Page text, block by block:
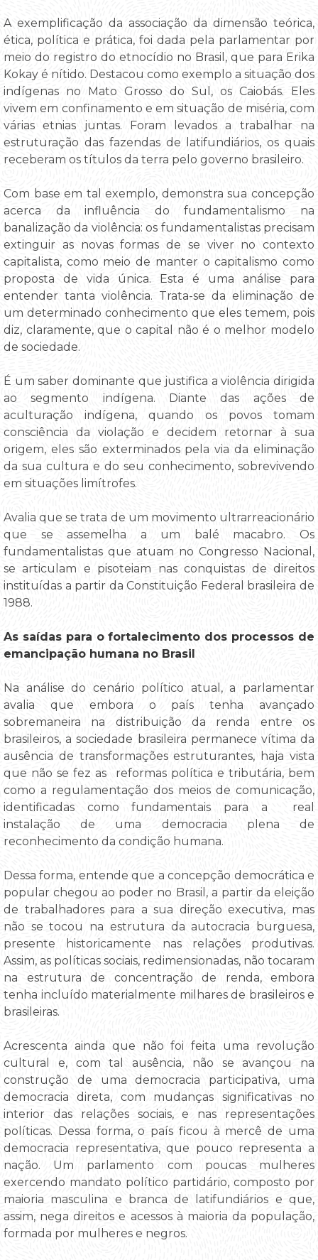
A exemplificação da associação da dimensão teórica,
ética, política e prática, foi dada pela parlamentar por
meio do registro do etnocídio no Brasil, que para Erika
Kokay é nítido. Destacou como exemplo a situação dos
indígenas no Mato Grosso do Sul, os Caiobás. Eles
vivem em confinamento e em situação de miséria, com
várias etnias juntas. Foram levados a trabalhar na
estruturação das fazendas de latifundiários, os quais
receberam os títulos da terra pelo governo brasileiro.
Com base em tal exemplo, demonstra sua concepção
acerca da influência do fundamentalismo na
banalização da violência: os fundamentalistas precisam
extinguir as novas formas de se viver no contexto
capitalista, como meio de manter o capitalismo como
proposta de vida única. Esta é uma análise para
entender tanta violência. Trata-se da eliminação de
um determinado conhecimento que eles temem, pois
diz, claramente, que o capital não é o melhor modelo
de sociedade.
É um saber dominante que justifica a violência dirigida
ao segmento indígena. Diante das ações de
aculturação indígena, quando os povos tomam
consciência da violação e decidem retornar à sua
origem, eles são exterminados pela via da eliminação
da sua cultura e do seu conhecimento, sobrevivendo
em situações limítrofes.
Avalia que se trata de um movimento ultrarreacionário
que se assemelha a um balé macabro. Os
fundamentalistas que atuam no Congresso Nacional,
se articulam e pisoteiam nas conquistas de direitos
instituídas a partir da Constituição Federal brasileira de
1988.
As saídas para o fortalecimento dos processos de
emancipação humana no Brasil
Na análise do cenário político atual, a parlamentar
avalia que embora o país tenha avançado
sobremaneira na distribuição da renda entre os
brasileiros, a sociedade brasileira permanece vítima da
ausência de transformações estruturantes, haja vista
que não se fez as reformas política e tributária, bem
como a regulamentação dos meios de comunicação,
identificadas como fundamentais para a real
instalação de uma democracia plena de
reconhecimento da condição humana.
Dessa forma, entende que a concepção democrática e
popular chegou ao poder no Brasil, a partir da eleição
de trabalhadores para a sua direção executiva, mas
não se tocou na estrutura da autocracia burguesa,
presente historicamente nas relações produtivas.
Assim, as políticas sociais, redimensionadas, não tocaram
na estrutura de concentração de renda, embora
tenha incluído materialmente milhares de brasileiros e
brasileiras.
Acrescenta ainda que não foi feita uma revolução
cultural e, com tal ausência, não se avançou na
construção de uma democracia participativa, uma
democracia direta, com mudanças significativas no
interior das relações sociais, e nas representações
políticas. Dessa forma, o país ficou à mercê de uma
democracia representativa, que pouco representa a
nação. Um parlamento com poucas mulheres
exercendo mandato político partidário, composto por
maioria masculina e branca de latifundiários e que,
assim, nega direitos e acessos à maioria da população,
formada por mulheres e negros.